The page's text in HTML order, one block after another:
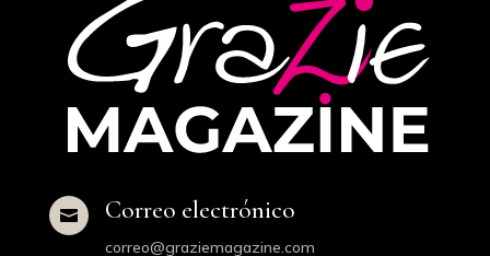
 Correo electrónico
correo@graziemagazine.com